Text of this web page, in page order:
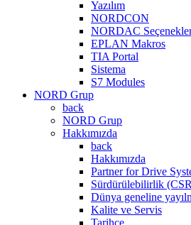
Yazılım
NORDCON
NORDAC
EPLAN Makros
TIA Portal
Sistema
S7 Modules
NORD Grup
back
NORD Grup
Hakkımızda
back
Hakkımızda
Partner for Drive
Sürdürülebilirlik
Dünya geneline
Kalite ve Servis
Tarihçe